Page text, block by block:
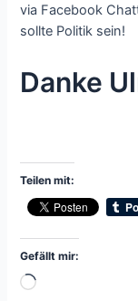
via Facebook
sollte Politik sein!
Danke
Teilen mit:
Gefällt mir:
Wird